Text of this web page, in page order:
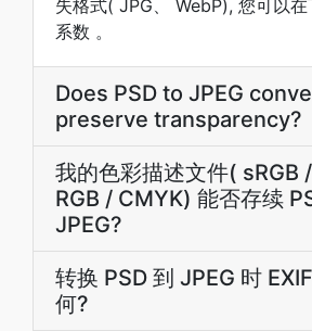
失格式( JPG、 WebP), 您可以
系数 。
Does PSD to JPEG
preserve transparency?
我的色彩描述文件( sRGB
RGB / CMYK) 能否存续
JPEG?
转换 PSD 到 JPEG 时
何?